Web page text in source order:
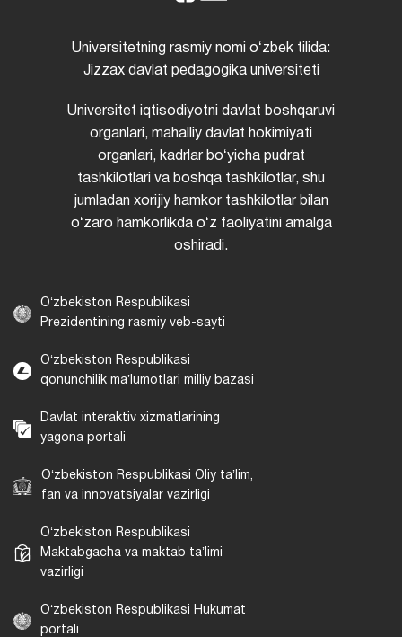
Universitetning rasmiy nomi oʻzbek tilida:
Jizzax davlat pedagogika universiteti
Universitet iqtisodiyotni davlat boshqaruvi
organlari, mahalliy davlat hokimiyati
organlari, kadrlar boʻyicha pudrat
tashkilotlari va boshqa tashkilotlar, shu
jumladan xorijiy hamkor tashkilotlar bilan
oʻzaro hamkorlikda oʻz faoliyatini amalga
oshiradi.
Oʻzbekiston Respublikasi
Prezidentining rasmiy veb-sayti
Oʻzbekiston Respublikasi
qonunchilik maʼlumotlari milliy bazasi
Davlat interaktiv xizmatlarining
yagona portali
Oʻzbekiston Respublikasi Oliy taʼlim,
fan va innovatsiyalar vazirligi
Oʻzbekiston Respublikasi
Maktabgacha va maktab taʼlimi
vazirligi
Oʻzbekiston Respublikasi Hukumat
portali